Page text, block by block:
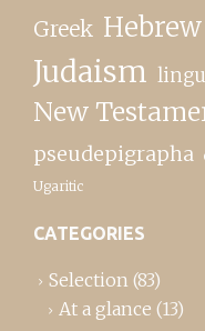
Greek Hebrew
Judaism
New
pseudepigrapha
Ugaritic
CATEGORIES
Selection (83)
At a glance (13)